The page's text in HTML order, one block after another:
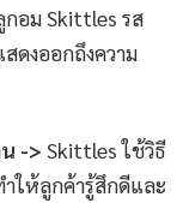
อม Skittles รส
ดงออกถึงความ
-> Skittles ใช้วิธี
ให้ลูกค้ารู้สึกดีและ